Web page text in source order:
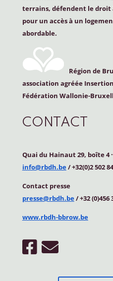
terrains, défendent le
pour un accès à un
abordable.
Région de
association agréée
Fédération Wallonie-
CONTACT
Quai du Hainaut 29, boîte 4·
info@rbdh.be/ +32(0)2 502
Contact presse
presse@rbdh.be/ +32 (0)456
www.rbdh-bbrow.be